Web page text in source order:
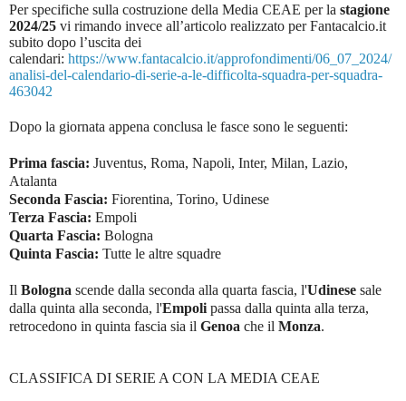
Per specifiche sulla costruzione della Media CEAE per la stagione
2024/25 vi rimando invece all’articolo realizzato per Fantacalcio.it
subito dopo l’uscita dei
calendari: https://www.fantacalcio.it/approfondimenti/06_07_2024/
analisi-del-calendario-di-serie-a-le-difficolta-squadra-per-squadra-
463042
Dopo la giornata appena conclusa le fasce sono le seguenti:
Prima fascia: Juventus, Roma, Napoli, Inter, Milan, Lazio,
Atalanta
Seconda Fascia: Fiorentina, Torino, Udinese
Terza Fascia: Empoli
Quarta Fascia: Bologna
Quinta Fascia: Tutte le altre squadre
Il Bologna scende dalla seconda alla quarta fascia, l'Udinese sale
dalla quinta alla seconda, l'Empoli passa dalla quinta alla terza,
retrocedono in quinta fascia sia il Genoa che il Monza.
CLASSIFICA DI SERIE A CON LA MEDIA CEAE